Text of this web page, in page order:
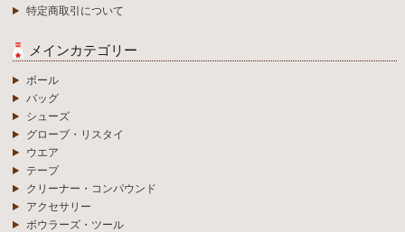
特定商取引について
メインカテゴリー
ボール
バッグ
シューズ
グローブ・リスタイ
ウエア
テープ
クリーナー・コンパウンド
アクセサリー
ボウラーズ・ツール